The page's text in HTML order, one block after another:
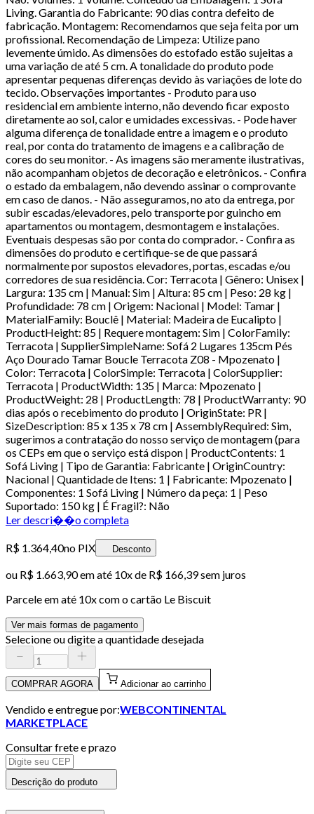
Living. Garantia do Fabricante: 90 dias contra defeito de
fabricação. Montagem: Recomendamos que seja feita por um
profissional. Recomendação de Limpeza: Utilize pano
levemente úmido. As dimensões do estofado estão sujeitas a
uma variação de até 5 cm. A tonalidade do produto pode
apresentar pequenas diferenças devido às variações de lote do
tecido. Observações importantes - Produto para uso
residencial em ambiente interno, não devendo ficar exposto
diretamente ao sol, calor e umidades excessivas. - Pode haver
alguma diferença de tonalidade entre a imagem e o produto
real, por conta do tratamento de imagens e a calibração de
cores do seu monitor. - As imagens são meramente ilustrativas,
não acompanham objetos de decoração e eletrônicos. - Confira
o estado da embalagem, não devendo assinar o comprovante
em caso de danos. - Não asseguramos, no ato da entrega, por
subir escadas/elevadores, pelo transporte por guincho em
apartamentos ou montagem, desmontagem e instalações.
Eventuais despesas são por conta do comprador. - Confira as
dimensões do produto e certifique-se de que passará
normalmente por supostos elevadores, portas, escadas e/ou
corredores de sua residência. Cor: Terracota | Gênero: Unisex |
Largura: 135 cm | Manual: Sim | Altura: 85 cm | Peso: 28 kg |
Profundidade: 78 cm | Origem: Nacional | Model: Tamar |
MaterialFamily: Bouclê | Material: Madeira de Eucalipto |
ProductHeight: 85 | Requere montagem: Sim | ColorFamily:
Terracota | SupplierSimpleName: Sofá 2 Lugares 135cm Pés
Aço Dourado Tamar Boucle Terracota Z08 - Mpozenato |
Color: Terracota | ColorSimple: Terracota | ColorSupplier:
Terracota | ProductWidth: 135 | Marca: Mpozenato |
ProductWeight: 28 | ProductLength: 78 | ProductWarranty: 90
dias após o recebimento do produto | OriginState: PR |
SizeDescription: 85 x 135 x 78 cm | AssemblyRequired: Sim,
sugerimos a contratação do nosso serviço de montagem (para
os CEPs em que o serviço está dispon | ProductContents: 1
Sofá Living | Tipo de Garantia: Fabricante | OriginCountry:
Nacional | Quantidade de Itens: 1 | Fabricante: Mpozenato |
Componentes: 1 Sofá Living | Número da peça: 1 | Peso
Suportado: 150 kg | É Fragil?: Não
Ler descri��o completa
R$ 1.364,40no PIX Desconto
ou R$ 1.663,90em até 10x de R$ 166,39 sem juros
Parcele em até 10x com o cartão Le Biscuit
Ver mais formas de pagamento
Selecione ou digite a quantidade desejada
COMPRAR AGORA Adicionar ao carrinho
Vendido e entregue por:WEBCONTINENTAL
MARKETPLACE
Consultar frete e prazo
Descrição do produto